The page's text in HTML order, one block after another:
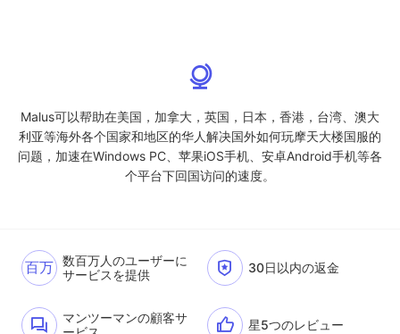
Malus可以帮助在美国，加拿大，英国，日本，香港，台湾、澳大
利亚等海外各个国家和地区的华人解决国外如何玩摩天大楼国服的
问题，加速在Windows PC、苹果iOS手机、安卓Android手机等各
个平台下回国访问的速度。
百万 数百万人のユーザーに
サービスを提供
30日以内の返金
マンツーマンの顧客サ
星5つのレビュー